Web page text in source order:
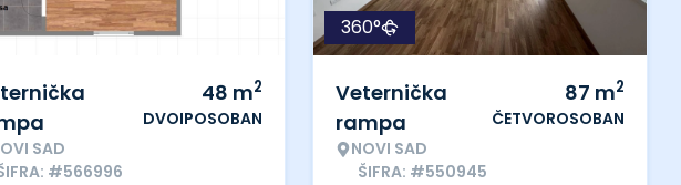
SAD
#566996
48 m2
DVOIPOSOBAN
360°
Veternička
rampa
NOVI SAD
ŠIFRA: #550945
87 m2
ČETVOROSOBAN